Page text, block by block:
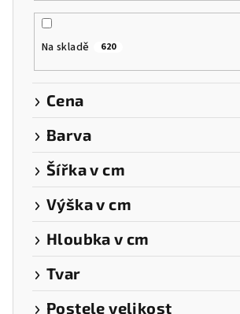
Na skladě 620
Cena
Barva
Šířka v cm
Výška v cm
Hloubka v cm
Tvar
Postele velikost